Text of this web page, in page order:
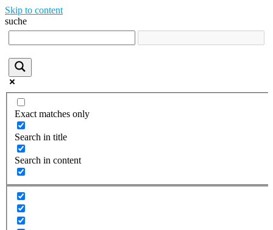
Skip to content
suche
Exact matches only
Search in title
Search in content